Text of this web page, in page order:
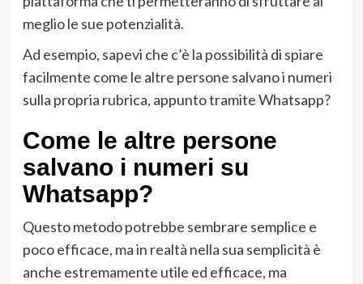
meglio le sue potenzialità.
Ad esempio, sapevi che c’è la possibilità di spiare
facilmente come le altre persone salvano i numeri
sulla propria rubrica, appunto tramite Whatsapp?
Come le altre persone
salvano i numeri su
Whatsapp?
Questo metodo potrebbe sembrare semplice e
poco efficace, ma in realtà nella sua semplicità è
anche estremamente utile ed efficace, ma